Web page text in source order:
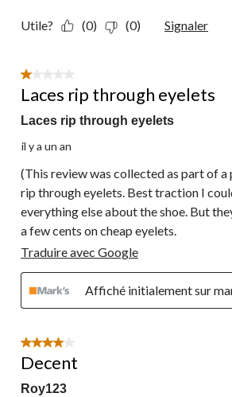
Utile? (0) (0) Signaler
1 étoile(s) sur 5.
Laces rip through eyelets
Laces rip through eyelets
il y a un an
(This review was collected as part of a
rip through eyelets. Best traction I
everything else about the shoe. But
a few cents on cheap eyelets.
Traduire avec Google
Affiché initialement sur
4 étoile(s) sur 5.
Decent
Roy123